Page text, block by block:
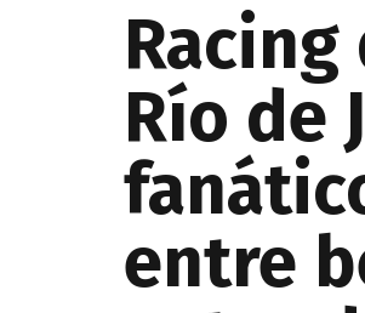
Río de
entre